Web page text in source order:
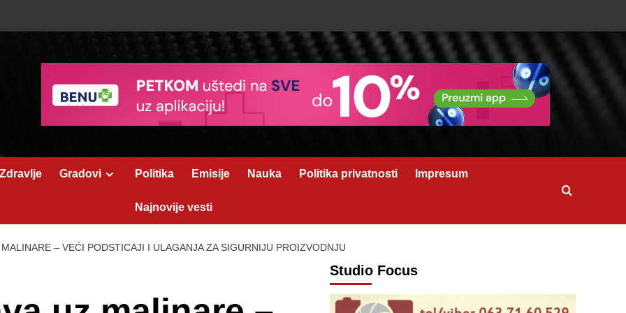
Zdravlje Gradovi Politika Emisije Nauka Politika privatnosti Impresum
Najnovije vesti
– VEĆI PODSTICAJI I ULAGANJA ZA SIGURNIJU PROIZVODNJU
Studio Focus